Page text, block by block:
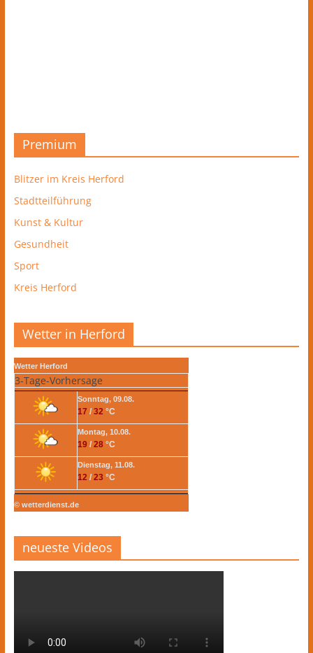
Premium
Blitzer im Kreis Herford
Stadtteilführung
Kunst & Kultur
Gesundheit
Sport
Kreis Herford
Wetter in Herford
Wetter Herford
3-Tage-Vorhersage
Sonntag, 09.08.
17 / 32 °C
Montag, 10.08.
19/ 28°C
Dienstag, 11.08.
12 / 23 °C
© wetterdienst.de
neueste Videos